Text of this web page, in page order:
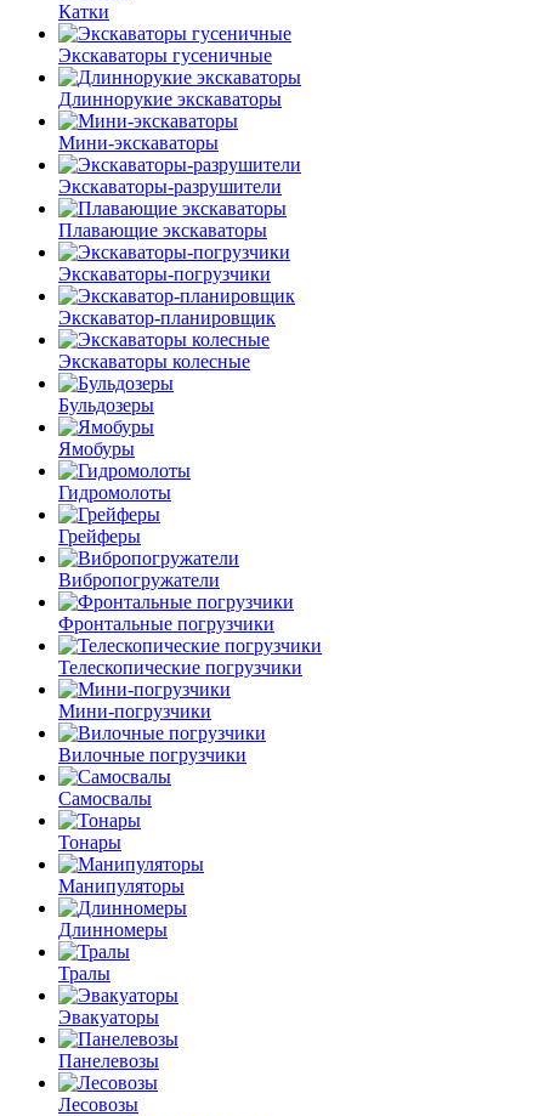
Катки
Экскаваторы гусеничные
Длиннорукие экскаваторы
Мини-экскаваторы
Экскаваторы-разрушители
Плавающие экскаваторы
Экскаваторы-погрузчики
Экскаватор-планировщик
Экскаваторы колесные
Бульдозеры
Ямобуры
Гидромолоты
Грейферы
Вибро­погружатели
Фронтальные погрузчики
Телескопические погрузчики
Мини-погрузчики
Вилочные погрузчики
Самосвалы
Тонары
Манипуляторы
Длинномеры
Тралы
Эвакуаторы
Панелевозы
Лесовозы